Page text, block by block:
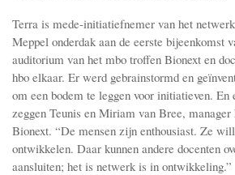
Terra is mede-initiatiefnemer van het
Meppel onderdak aan de eerste bijeenkomst
auditorium van het mbo troffen Bionext en
hbo elkaar. Er werd gebrainstormd en
om een bodem te leggen voor initiatieven. En
zeggen Teunis en Miriam van Bree,
Bionext. “De mensen zijn enthousiast. Ze
ontwikkelen. Daar kunnen andere docenten
aansluiten; het is netwerk is in ontwikkeling.”